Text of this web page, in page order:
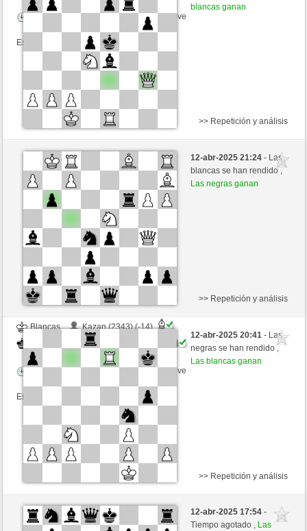
Tiempo: 2 minutes/side + 0 seconds/move
Esta partida es por puntos
blancas ganan
Negras
Kazan (2329) (-13)
Blancas
Kenshiro (2393) (+13)
Tiempo: 2 minutes/side + 0 seconds/move
Esta partida es por puntos
>> Repetición y análisis
12-abr-2025 21:24- Las
blancas se han rendido ,
Las negras ganan
Blancas
Kazan (2343) (-14)
Kenshiro (2379) (+14)
Tiempo: 2 minutes/side + 0 seconds/move
Esta partida es por puntos
>> Repetición y análisis
12-abr-2025 20:41- Las
negras se han rendido ,
Las blancas ganan
Negras
Kazan (2343) (-15)
Blancas
Kenshiro (2364) (+15)
>> Repetición y análisis
12-abr-2025 17:54-
Tiempo agotado , Las